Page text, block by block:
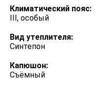
Климатический пояс:
III, особый
Вид утеплителя:
Синтепон
Капюшон:
Съёмный